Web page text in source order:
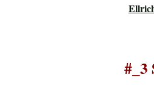
#_3